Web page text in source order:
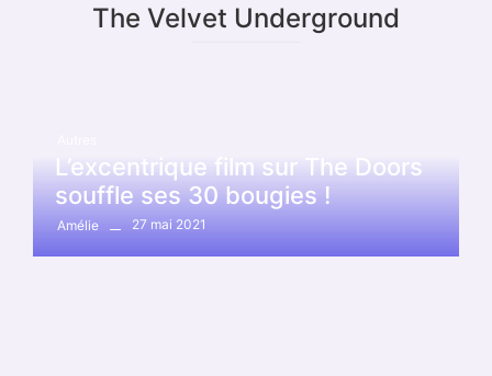
The Velvet Underground
L’excentrique film sur The Doors
souffle ses 30 bougies !
Amélie 27 mai 2021